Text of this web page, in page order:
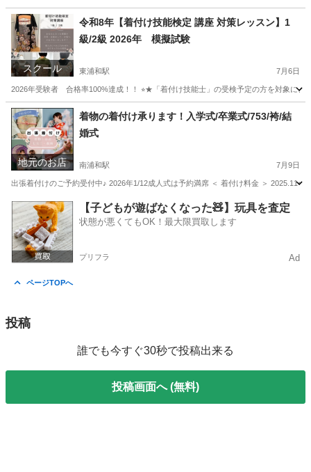
埼玉 さいたま市 浦和駅 その他 前撮り
スクール
令和8年【着付け技能検定 講座 対策レッスン】1
級/2級 2026年 模擬試験
東浦和駅 7月6日
2026年受験者 合格率100%達成！！ ⭐︎★「着付け技能士」の受検予定の方を対象に、
埼玉 さいたま市 東浦和駅 着付け 技能検定
地元のお店
着物の着付け承ります！入学式/卒業式/753/袴/結
婚式
南浦和駅 7月9日
出張着付けのご予約受付中♪ 2026年1/12成人式は予約満席 ＜ 着付け料金 ＞
埼玉 さいたま市 南浦和駅 その他
【子どもが遊ばなくなった🧸】玩具を査定
状態が悪くてもOK！最大限買取します
プリフラ Ad
ページTOPへ
投稿
誰でも今すぐ30秒で投稿出来る
投稿画面へ (無料)